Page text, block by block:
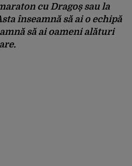
cu Dragoș sau la
înseamnă să ai o echipă
să ai oameni alături